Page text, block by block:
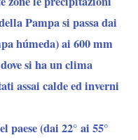
Pampasi passa dai
húmeda)ai600 mm
si ha un clima
assai calde ed inverni
paese (dai 22° ai 55°